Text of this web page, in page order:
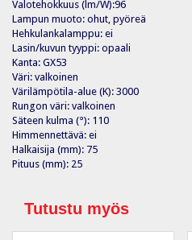
Valotehokkuus (lm/W):96
Lampun muoto: ohut, pyöreä
Hehkulankalamppu: ei
Lasin/kuvun tyyppi: opaali
Kanta: GX53
Väri: valkoinen
Värilämpötila-alue (K): 3000
Rungon väri: valkoinen
Säteen kulma (°): 110
Himmennettävä: ei
Halkaisija (mm): 75
Pituus (mm): 25
Tutustu myös